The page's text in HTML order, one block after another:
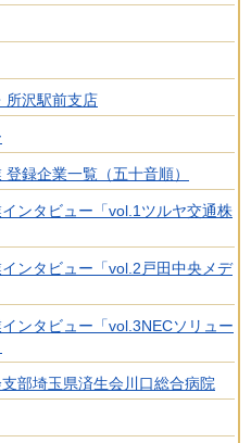
所沢駅前支店
録企業一覧（五十音順）
ンタビュー「vol.1ツルヤ交通株
ンタビュー「vol.2戸田中央メデ
ンタビュー「vol.3NECソリュー
部埼玉県済生会川口総合病院